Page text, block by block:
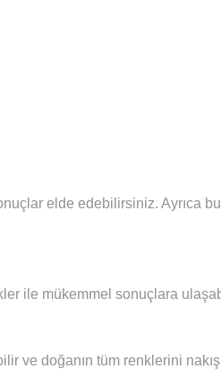
elde edebilirsiniz. Ayrıca
ile mükemmel sonuçlara
ve doğanın tüm renklerini